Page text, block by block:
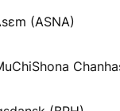
(ASNA)